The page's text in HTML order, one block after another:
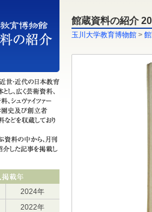
2024年
2022年
館蔵資料の紹介
玉川大学教育博物館 >